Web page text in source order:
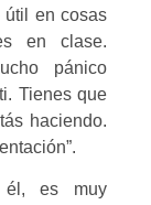
útil en cosas
en clase.
pánico
Tienes que
haciendo.
él, es muy